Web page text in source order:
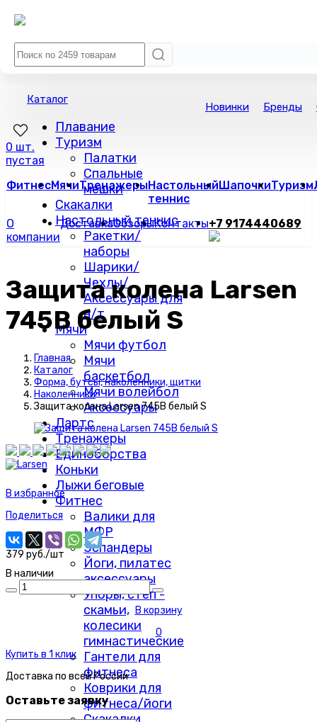
Каталог
Плавание
Туризм
Палатки
Спальные
мешки
Скакалки
Настольный теннис
Ракетки/
наборы
Шарики/
Чехлы/
Аксессуары для
н/т
Мячи
Мячи футбол
Мячи
баскетбол
Мячи волейбол
Аксессуары
Дартс
Тренажеры
Единоборства
Коньки
Лыжи беговые
Фитнес
Валики для
МФР
Эспандеры
Йоги, пилатес
аксессуары
Упоры, степ -
скамьи,
колесики
гимнастические
Гантели для
фитнеса
Коврики для
фитнеса/йоги
Новинки Бренды
0 шт.
пустая
ФитнесМячиТренажерыНастольный
теннис
ШапочкиТуризм
О
компании
ДоставкаОбзорыКонтакты+7 9174440689
Защита колена Larsen
745В белый S
Главная
Каталог
Форма, бутсы, наколенники, щитки
Наколенники
Защита колена Larsen 745В белый S
В избранное
Поделиться
379 руб./шт
В наличии
В корзину
0
Купить в 1 клик
Доставка по всей России
Оставьте заявку